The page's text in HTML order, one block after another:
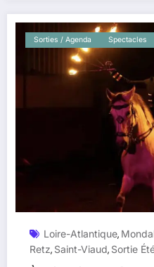
Sorties / Agenda Spectacles
Loire-Atlantique,
Retz, Saint-Viaud, Sortie